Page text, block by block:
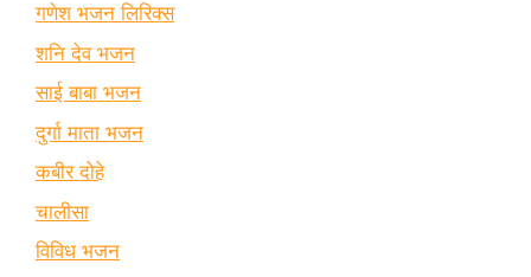
गणेश भजन लिरिक्स
शनि देव भजन
साई बाबा भजन
दुर्गा माता भजन
कबीर दोहे
चालीसा
विविध भजन